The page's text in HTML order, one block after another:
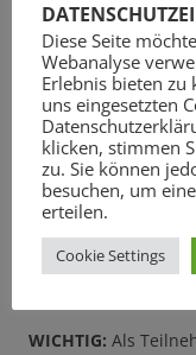
WICHTIG: Als
Diese Seite
Webanalyse
Erlebnis bieten zu
uns eingesetzten
klicken, stimmen
zu. Sie können
besuchen, um
erteilen.
Cookie Settings